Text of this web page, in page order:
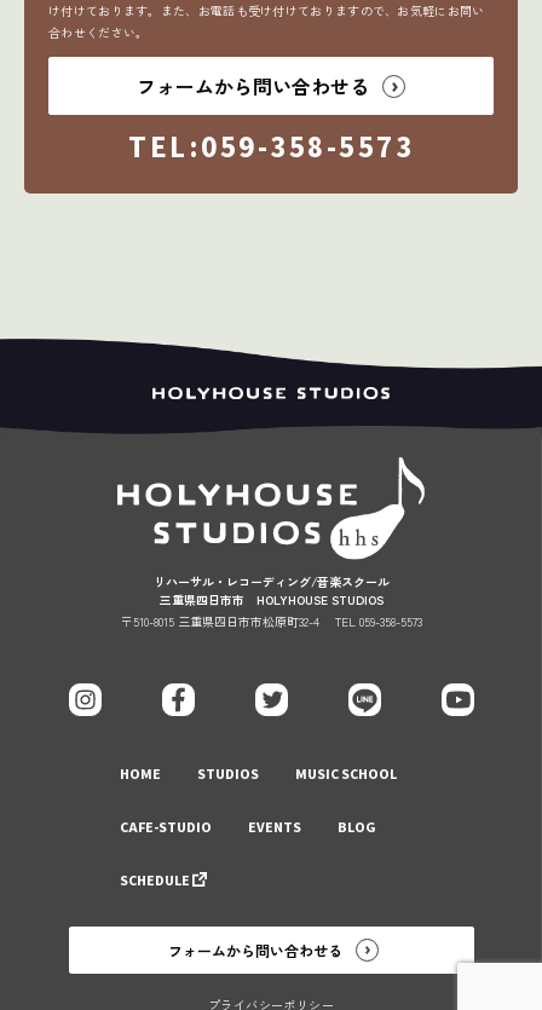
け付けております。また、お電話も受け付けておりますので、お気軽にお問い
合わせください。
フォームから問い合わせる
TEL:059-358-5573
リハーサル・レコーディング/音楽スクール
三重県四日市市 HOLYHOUSE STUDIOS
〒510-8015 三重県四日市市松原町32-4
TEL 059-358-5573
HOME STUDIOS MUSIC SCHOOL
CAFE-STUDIO EVENTS BLOG
SCHEDULE
フォームから問い合わせる
プライバシーポリシー